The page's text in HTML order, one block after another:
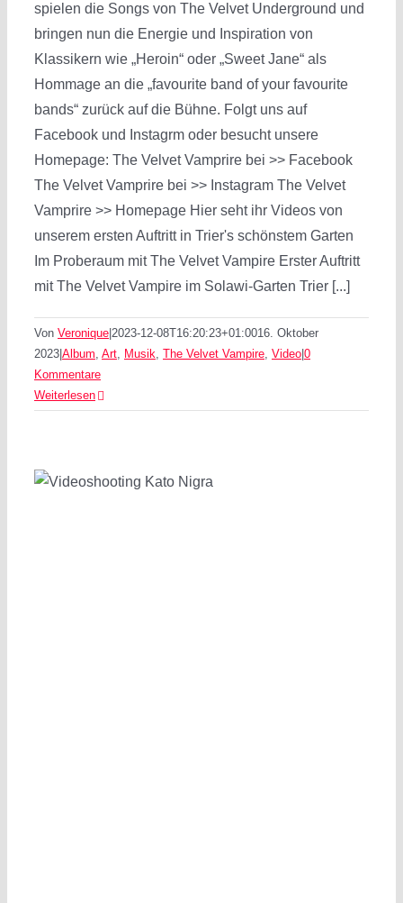
spielen die Songs von The Velvet Underground und
bringen nun die Energie und Inspiration von
Klassikern wie „Heroin“ oder „Sweet Jane“ als
Hommage an die „favourite band of your favourite
bands“ zurück auf die Bühne. Folgt uns auf
Facebook und Instagrm oder besucht unsere
Homepage: The Velvet Vamprire bei >> Facebook
The Velvet Vamprire bei >> Instagram The Velvet
Vamprire >> Homepage Hier seht ihr Videos von
unserem ersten Auftritt in Trier's schönstem Garten
Im Proberaum mit The Velvet Vampire Erster Auftritt
mit The Velvet Vampire im Solawi-Garten Trier [...]
Von Veronique 2023-12-08T16:20:23+01:0016. Oktober
2023 Album, Art, Musik, The Velvet Vampire, Video 0
Kommentare
Weiterlesen